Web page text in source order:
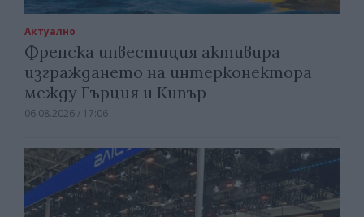
Актуално
Френска инвестиция активира
изграждането на интерконектора
между Гърция и Кипър
06.08.2026 / 17:06